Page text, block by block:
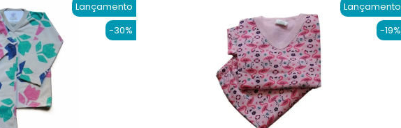
Lançamento
-30%
Lançamento
-19%